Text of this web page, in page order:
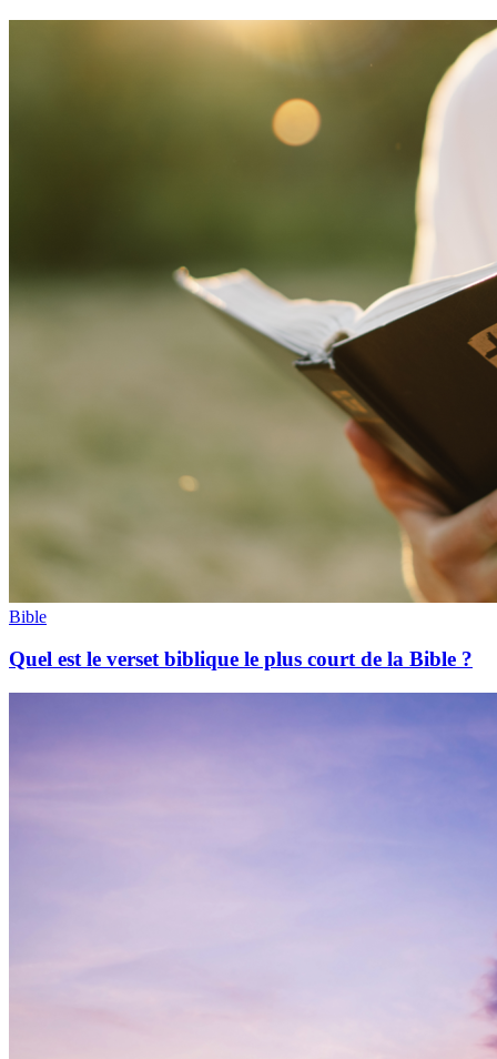
Bible
Quel est le verset biblique le plus court de la Bible ?